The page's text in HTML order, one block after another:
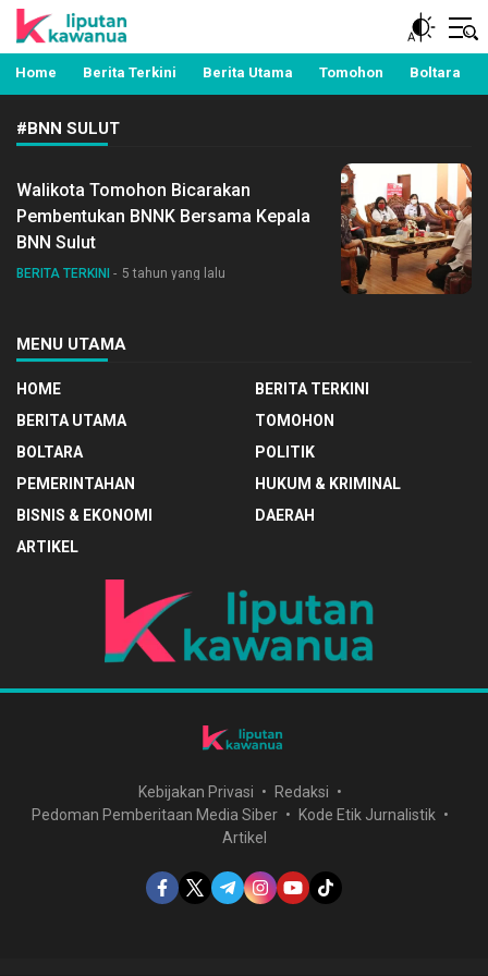
Liputan Kawanua
Berita Manado, Sulawesi Utara, Kawanua, Politik,
Pemerintahan, Hukum Kriminal dan Nasional
Home Berita Terkini Berita Utama Tomohon Boltara
#BNN SULUT
Walikota Tomohon Bicarakan
Pembentukan BNNK Bersama Kepala
BNN Sulut
BERITA TERKINI 5 tahun yang lalu
MENU UTAMA
HOME
BERITA TERKINI
BERITA UTAMA
TOMOHON
BOLTARA
POLITIK
PEMERINTAHAN
HUKUM & KRIMINAL
BISNIS & EKONOMI
DAERAH
ARTIKEL
Kebijakan Privasi
Redaksi
Pedoman Pemberitaan Media Siber
Kode Etik Jurnalistik
Artikel